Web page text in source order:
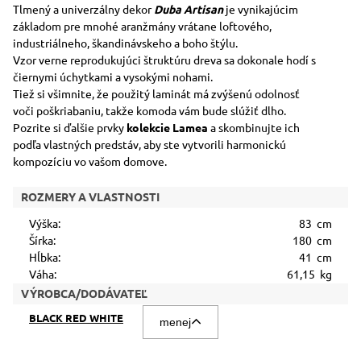
Tlmený a univerzálny dekorDuba Artisanje vynikajúcim
základom pre mnohé aranžmány vrátane loftového,
industriálneho, škandinávskeho a boho štýlu.
Vzor verne reprodukujúci štruktúru dreva sa dokonale hodí s
čiernymi úchytkami a vysokými nohami.
Tiež si všimnite, že použitý laminát má zvýšenú odolnosť
voči poškriabaniu, takže komoda vám bude slúžiť dlho.
Pozrite si ďalšie prvky kolekcie Lamea a skombinujte ich
podľa vlastných predstáv, aby ste vytvorili harmonickú
kompozíciu vo vašom domove.
ROZMERY A VLASTNOSTI
Výška:
83 cm
Šírka:
180 cm
Hĺbka:
41 cm
Váha:
61,15 kg
VÝROBCA/DODÁVATEĽ
BLACK RED WHITE menej